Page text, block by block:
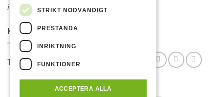
i över 35 år.
KONTAKTA OSS
Telefon: 070-6316369 Mail: info@rojo.se
STRIKT NÖDVÄNDIGT
PRESTANDA
INRIKTNING
FUNKTIONER
ACCEPTERA ALLA